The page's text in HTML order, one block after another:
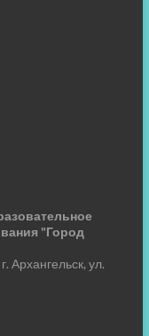
"Город
Архангельск, ул.